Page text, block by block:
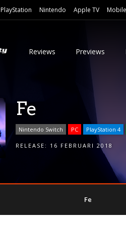
PlayStation Nintendo Apple TV Mobile
Reviews Previews
Fe
Nintendo Switch PC PlayStation 4
RELEASE: 16 FEBRUARI 2018
Fe